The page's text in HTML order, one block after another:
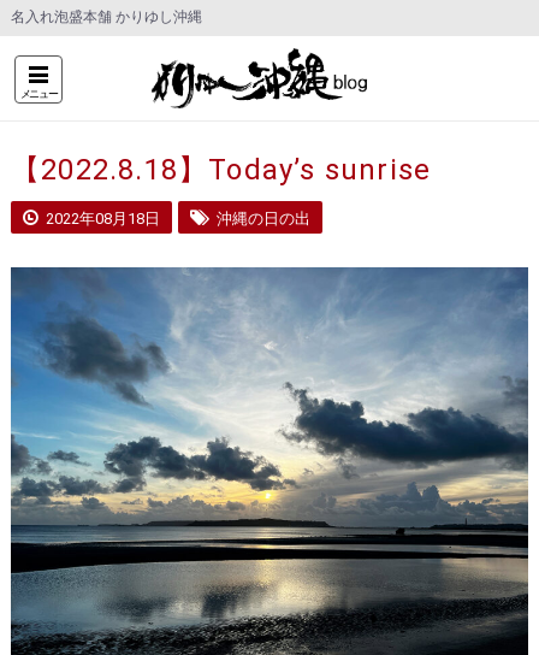
名入れ泡盛本舗 かりゆし沖縄
メニュー
【2022.8.18】Today’s sunrise
2022年08月18日 沖縄の日の出